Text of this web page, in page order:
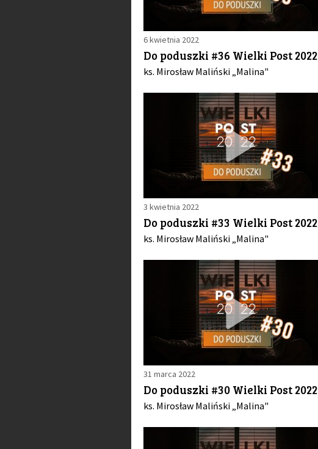
6 kwietnia 2022
Do poduszki #36 Wielki Post 2022
ks. Mirosław Maliński „Malina"
3 kwietnia 2022
Do poduszki #33 Wielki Post 2022
ks. Mirosław Maliński „Malina"
31 marca 2022
Do poduszki #30 Wielki Post 2022
ks. Mirosław Maliński „Malina"